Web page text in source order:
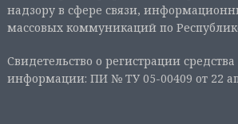
надзору в сфере связи,
массовых коммуникаций по
Свидетельство о регистрации
информации: ПИ № ТУ 05-00409 от 22